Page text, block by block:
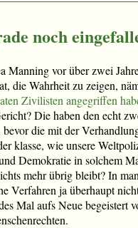
noch
Manning vor über zwei
die Wahrheit zu zeigen,
Zivilisten angegriffen
Die haben den echt
die mit der
klasse, wie unsere
Demokratie in solchem
mehr übrig bleibt? In
Verfahren ja überhaupt
Mal aufs Neue begeistert